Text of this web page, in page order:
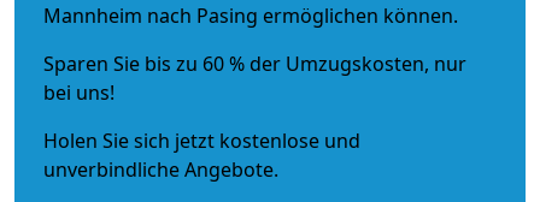
Mannheim nach Pasing ermöglichen können.
Sparen Sie bis zu 60 % der Umzugskosten, nur
bei uns!
Holen Sie sich jetzt kostenlose und
unverbindliche Angebote.